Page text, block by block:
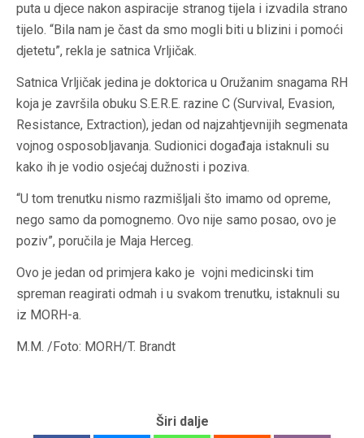
puta u djece nakon aspiracije stranog tijela i izvadila strano
tijelo. “Bila nam je čast da smo mogli biti u blizini i pomoći
djetetu”, rekla je satnica Vrljičak.
Satnica Vrljičak jedina je doktorica u Oružanim snagama RH
koja je završila obuku S.E.R.E. razine C (Survival, Evasion,
Resistance, Extraction), jedan od najzahtjevnijih segmenata
vojnog osposobljavanja. Sudionici događaja istaknuli su
kako ih je vodio osjećaj dužnosti i poziva.
“U tom trenutku nismo razmišljali što imamo od opreme,
nego samo da pomognemo. Ovo nije samo posao, ovo je
poziv”, poručila je Maja Herceg.
Ovo je jedan od primjera kako je vojni medicinski tim
spreman reagirati odmah i u svakom trenutku, istaknuli su
iz MORH-a.
M.M. /Foto: MORH/T. Brandt
Širi dalje